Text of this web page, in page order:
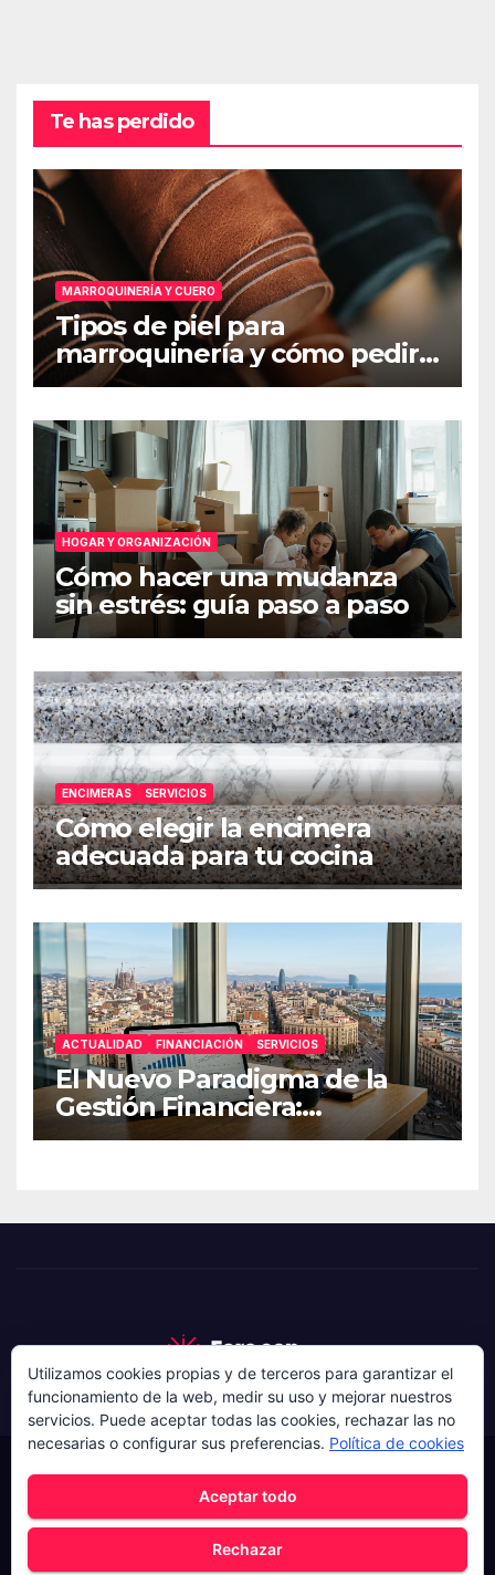
Te has perdido
MARROQUINERÍA Y CUERO
Tipos de piel para
marroquinería y cómo pedir
muestras
HOGAR Y ORGANIZACIÓN
Cómo hacer una mudanza
sin estrés: guía paso a paso
ENCIMERAS SERVICIOS
Cómo elegir la encimera
adecuada para tu cocina
ACTUALIDAD FINANCIACIÓN SERVICIOS
El Nuevo Paradigma de la
Gestión Financiera:
Estrategias de Resiliencia
Funciona gracias a WordPress|Tema: News Hunt de
Themeansar.
CONTACTOesPOLÍTICA DE COOKIES
Utilizamos cookies propias y de terceros para garantizar el
funcionamiento de la web, medir su uso y mejorar nuestros
servicios. Puede aceptar todas las cookies, rechazar las no
necesarias o configurar sus preferencias. Política de cookies
Aceptar todo
Rechazar